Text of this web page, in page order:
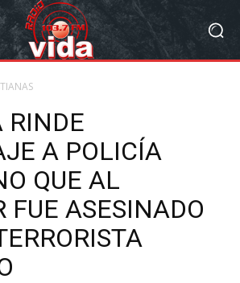
RINDE
A POLICÍA
QUE AL
FUE ASESINADO